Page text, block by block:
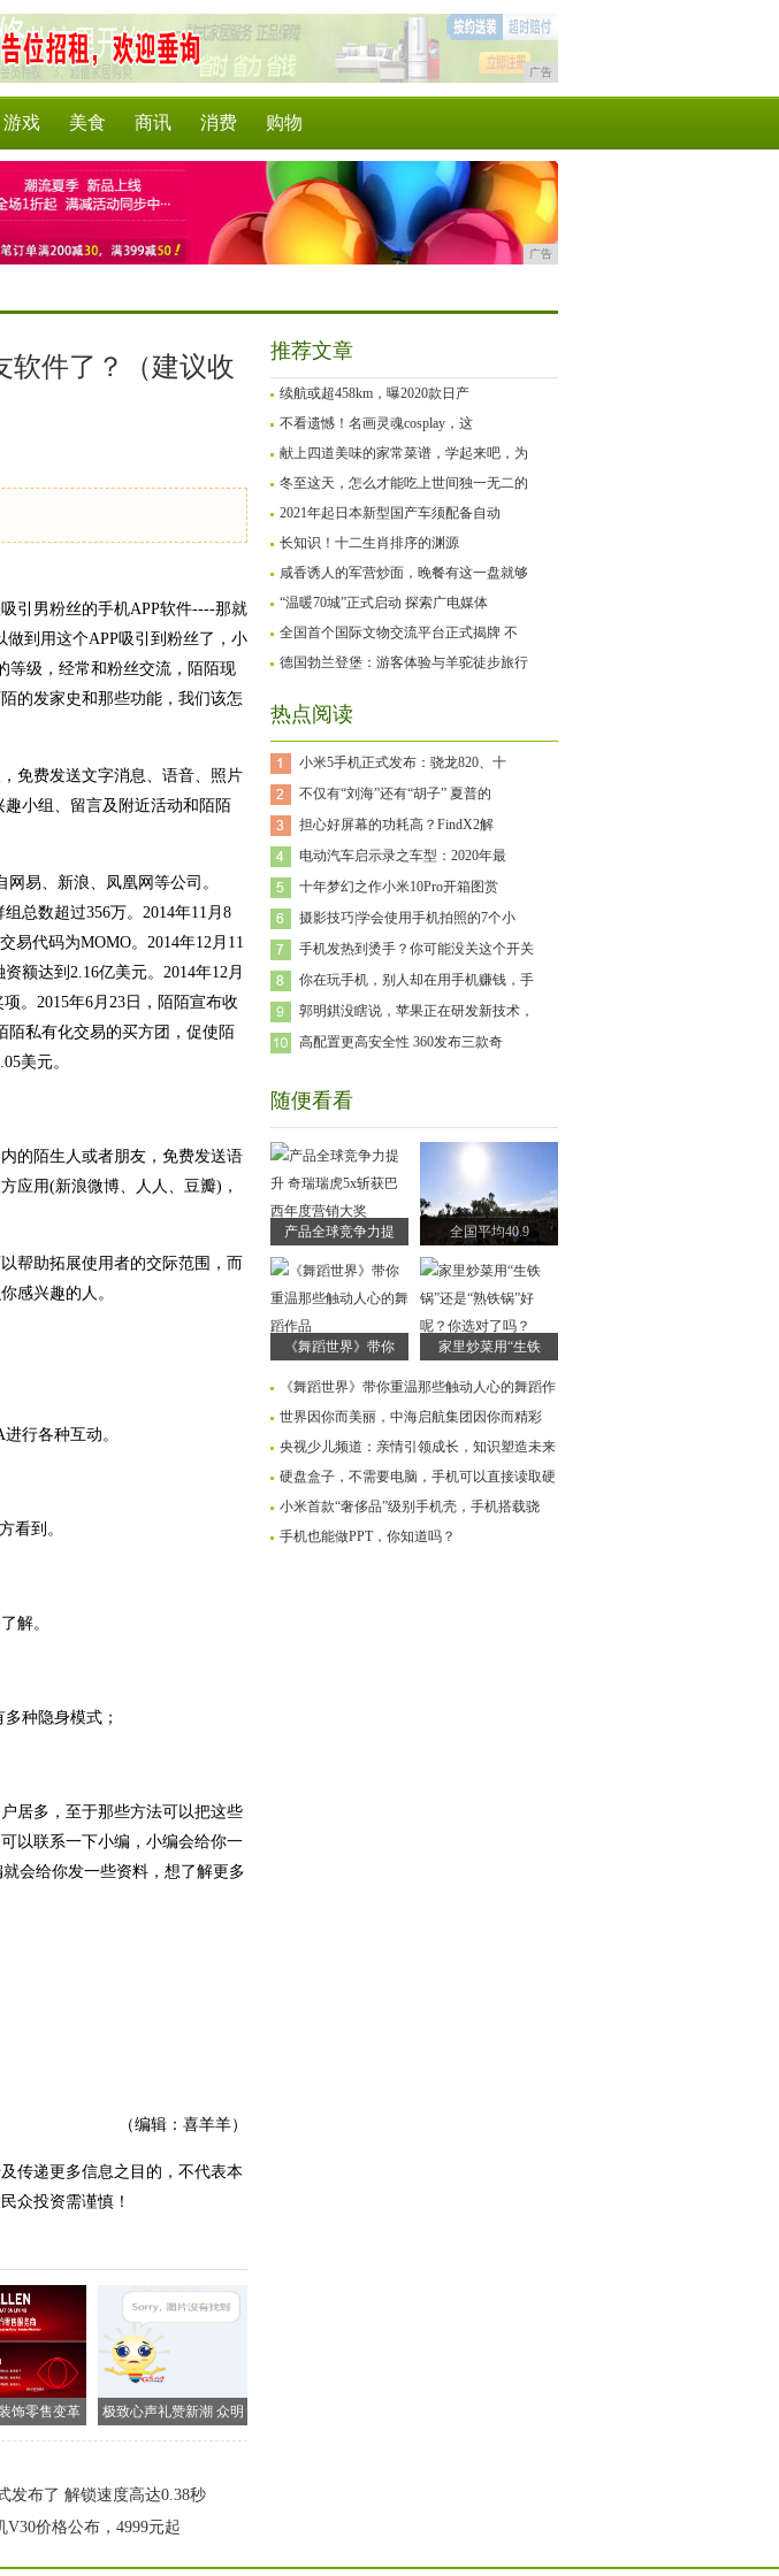
广告
游戏 美食 商讯 消费 购物
广告
软件了？（建议收
引男粉丝的手机APP软件----那就
到用这个APP吸引到粉丝了，小
等级，经常和粉丝交流，陌陌现
的发家史和那些功能，我们该怎
免费发送文字消息、语音、照片
小组、留言及附近活动和陌陌
易、新浪、凤凰网等公司。
总数超过356万。2014年11月8
易代码为MOMO。2014年12月11
额达到2.16亿美元。2014年12月
。2015年6月23日，陌陌宣布收
陌私有化交易的买方团，促使陌
美元。
的陌生人或者朋友，免费发送语
应用(新浪微博、人人、豆瓣)，
帮助拓展使用者的交际范围，而
感兴趣的人。
行各种互动。
看到。
解。
种隐身模式；
居多，至于那些方法可以把这些
以联系一下小编，小编会给你一
会给你发一些资料，想了解更多
（编辑：喜羊羊）
传递更多信息之目的，不代表本
众投资需谨慎！
饰零售变革
网络引热议
极致心声礼赞新潮 众明
星亮相助力时尚之选
发布了 解锁速度高达0.38秒
V30价格公布，4999元起
推荐文章
续航或超458km，曝2020款日产
不看遗憾！名画灵魂cosplay，这
献上四道美味的家常菜谱，学起来吧，为
冬至这天，怎么才能吃上世间独一无二的
2021年起日本新型国产车须配备自动
长知识！十二生肖排序的渊源
咸香诱人的军营炒面，晚餐有这一盘就够
“温暖70城”正式启动 探索广电媒体
全国首个国际文物交流平台正式揭牌 不
德国勃兰登堡：游客体验与羊驼徒步旅行
热点阅读
小米5手机正式发布：骁龙820、十
不仅有“刘海”还有“胡子” 夏普的
担心好屏幕的功耗高？FindX2解
电动汽车启示录之车型：2020年最
十年梦幻之作小米10Pro开箱图赏
摄影技巧|学会使用手机拍照的7个小
手机发热到烫手？你可能没关这个开关
你在玩手机，别人却在用手机赚钱，手
郭明錤没瞎说，苹果正在研发新技术，
高配置更高安全性 360发布三款奇
随便看看
产品全球竞争力提 全国平均40.9
《舞蹈世界》带你 家里炒菜用“生铁
《舞蹈世界》带你重温那些触动人心的舞蹈作
世界因你而美丽，中海启航集团因你而精彩
央视少儿频道：亲情引领成长，知识塑造未来
硬盘盒子，不需要电脑，手机可以直接读取硬
小米首款“奢侈品”级别手机壳，手机搭载骁
手机也能做PPT，你知道吗？